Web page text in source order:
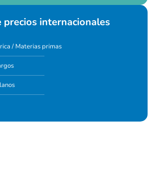
precios internacionales
/ Materias primas